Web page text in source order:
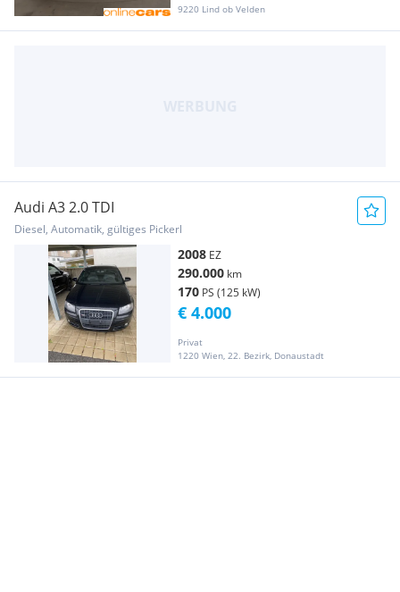
9220 Lind ob Velden
Audi A3 2.0 TDI
Diesel, Automatik, gültiges Pickerl
2008 EZ
290.000 km
170 PS (125 kW)
Privat
1220 Wien, 22. Bezirk, Donaustadt
€ 4.000